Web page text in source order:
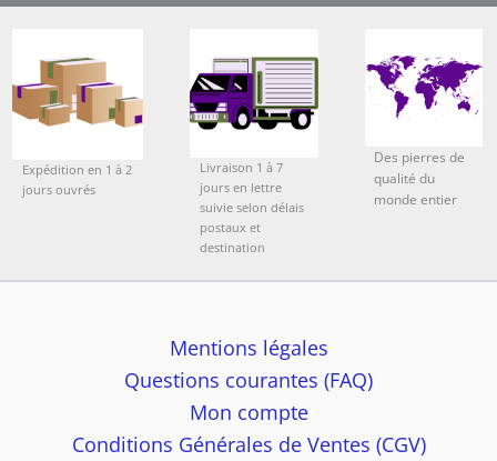
Expédition en 1 à 2
jours ouvrés
Livraison 1 à 7
jours en lettre
suivie selon délais
postaux et
destination
Des pierres de
qualité du
monde entier
Mentions légales
Questions courantes (FAQ)
Mon compte
Conditions Générales de Ventes (CGV)